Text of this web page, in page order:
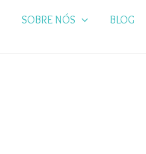
SOBRE NÓS BLOG